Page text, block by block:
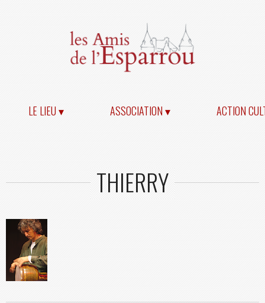
LE LIEU ▾ ASSOCIATION ▾ ACTION
THIERRY